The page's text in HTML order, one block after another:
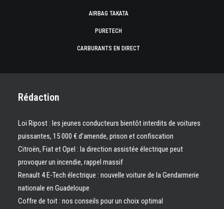
AIRBAG TAKATA
PURETECH
CARBURANTS EN DIRECT
Rédaction
Loi Ripost : les jeunes conducteurs bientôt interdits de voitures
puissantes, 15 000 € d’amende, prison et confiscation
Citroën, Fiat et Opel : la direction assistée électrique peut
provoquer un incendie, rappel massif
Renault 4 E-Tech électrique : nouvelle voiture de la Gendarmerie
nationale en Guadeloupe
Coffre de toit : nos conseils pour un choix optimal